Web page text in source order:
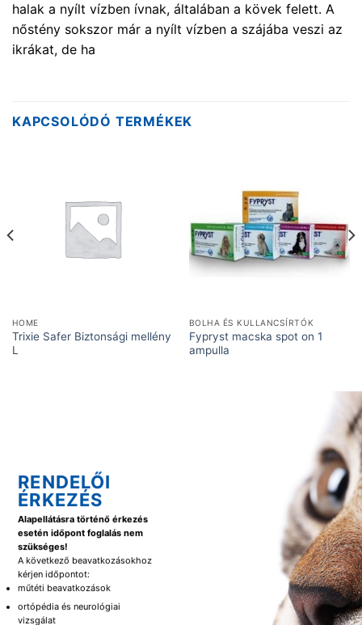
halak a nyílt vízben ívnak, általában a kövek felett. A
nőstény sokszor már a nyílt vízben a szájába veszi az
ikrákat, de ha
KAPCSOLÓDÓ TERMÉKEK
HOME
Trixie Safer Biztonsági mellény
L
BOLHA ÉS KULLANCSÍRTÓK
Fypryst macska spot on 1
ampulla
RENDELŐI
ÉRKEZÉS
Alapellátásra történő érkezés
esetén időpont foglalás nem
szükséges!
A következő beavatkozásokhoz
kérjen időpontot:
műtéti beavatkozások
ortópédia és neurológiai
vizsgálat